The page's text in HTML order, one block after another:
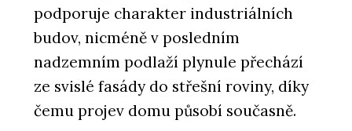
podporuje charakter industriálních
budov, nicméně v posledním
nadzemním podlaží plynule přechází
ze svislé fasády do střešní roviny, díky
čemu projev domu působí současně.